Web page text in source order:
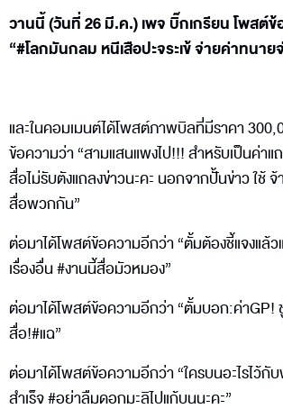
วานนี้ (วันที่ 26 มี.ค.) เพจ บิ๊กเกรียน โพสต์ข้
“#โลกมันกลม หนีเสือปะจระเข้ จ่ายค่าทนา
และในคอมเมนต์ได้โพสต์ภาพบิลที่มีราคา
ข้อความว่า “สามแสนแพงไป!!! สำหรับเป็นค่า
สื่อไม่รับตังแถลงข่าวนะคะ นอกจากปั้นข่าว ใช้
สื่อพวกกัน”
ต่อมาได้โพสต์ข้อความอีกว่า “ตั้มต้องชี้แจงแล้ว
เรื่องอื่น #งานนี้สื่อมัวหมอง”
ต่อมาได้โพสต์ข้อความอีกว่า “ตั้มบอก:ค่าGP!
สื่อ!#แฉ”
ต่อมาได้โพสต์ข้อความอีกว่า “ใครบนอะไรไว้กั
สำเร็จ #อย่าลืมดอกมะลิไปแก้บนนะคะ”